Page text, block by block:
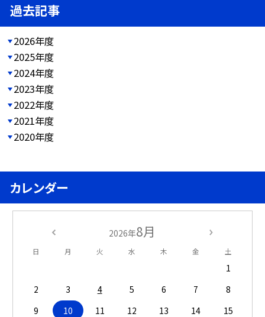
過去記事
2026年度
2025年度
2024年度
2023年度
2022年度
2021年度
2020年度
カレンダー
2026年8月
日 月 火 水 木 金 土
1
2
3 4 5 6 7
8
9
10 11 12 13 14
15